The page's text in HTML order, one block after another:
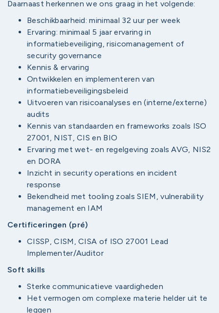
Daarnaast herkennen we ons graag in het volgende:
Beschikbaarheid: minimaal 32 uur per week
Ervaring: minimaal 5 jaar ervaring in
informatiebeveiliging, risicomanagement of
security governance
Kennis & ervaring
Ontwikkelen en implementeren van
informatiebeveiligingsbeleid
Uitvoeren van risicoanalyses en (interne/externe)
audits
Kennis van standaarden en frameworks zoals ISO
27001, NIST, CIS en BIO
Ervaring met wet- en regelgeving zoals AVG, NIS2
en DORA
Inzicht in security operations en incident
response
Bekendheid met tooling zoals SIEM, vulnerability
management en IAM
Certificeringen (pré)
CISSP, CISM, CISA of ISO 27001 Lead
Implementer/Auditor
Soft skills
Sterke communicatieve vaardigheden
Het vermogen om complexe materie helder uit te
leggen